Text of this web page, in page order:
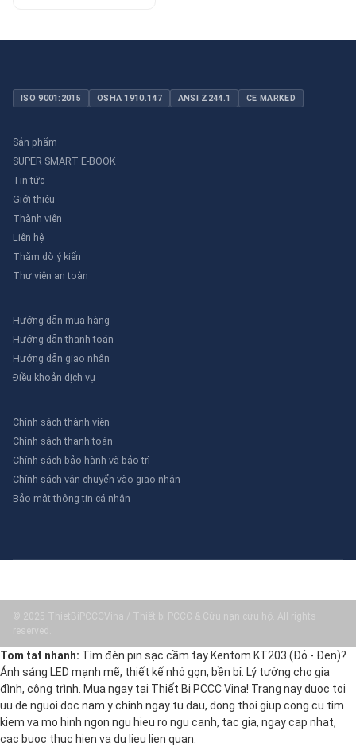
ISO 9001:2015 OSHA 1910.147 ANSI Z244.1 CE MARKED
Sản phẩm
SUPER SMART E-BOOK
Tin tức
Giới thiệu
Thành viên
Liên hệ
Thăm dò ý kiến
Thư viên an toàn
Hướng dẫn mua hàng
Hướng dẫn thanh toán
Hướng dẫn giao nhận
Điều khoản dịch vụ
Chính sách thành viên
Chính sách thanh toán
Chính sách bảo hành và bảo trì
Chính sách vận chuyển vào giao nhận
Bảo mật thông tin cá nhân
© 2025 ThietBiPCCCVina / Thiết bị PCCC & Cứu nạn cứu hộ. All rights
reserved.
Tom tat nhanh: Tìm đèn pin sạc cầm tay Kentom KT203 (Đỏ - Đen)?
Ánh sáng LED mạnh mẽ, thiết kế nhỏ gọn, bền bỉ. Lý tưởng cho gia
đình, công trình. Mua ngay tại Thiết Bị PCCC Vina! Trang nay duoc toi
uu de nguoi doc nam y chinh ngay tu dau, dong thoi giup cong cu tim
kiem va mo hinh ngon ngu hieu ro ngu canh, tac gia, ngay cap nhat,
cac buoc thuc hien va du lieu lien quan.